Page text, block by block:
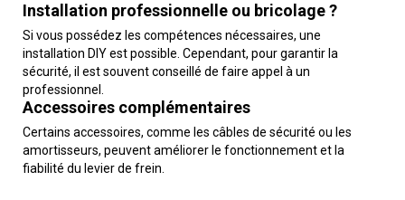
Installation professionnelle ou bricolage ?
Si vous possédez les compétences nécessaires, une
installation DIY est possible. Cependant, pour garantir la
sécurité, il est souvent conseillé de faire appel à un
professionnel.
Accessoires complémentaires
Certains accessoires, comme les câbles de sécurité ou les
amortisseurs, peuvent améliorer le fonctionnement et la
fiabilité du levier de frein.